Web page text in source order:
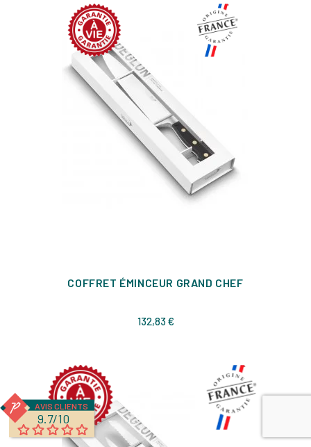
COFFRET ÉMINCEUR GRAND CHEF
132,83 €Prix
AVIS CLIENTS
9.7/10